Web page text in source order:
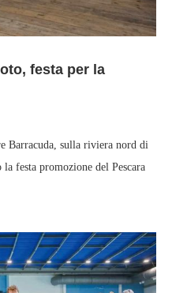
festa per la
Barracuda, sulla riviera nord di
festa promozione del Pescara